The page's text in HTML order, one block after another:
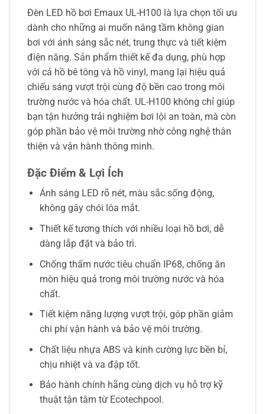
Đèn LED hồ bơi Emaux UL-H100 là lựa chọn tối ưu
dành cho những ai muốn nâng tầm không gian
bơi với ánh sáng sắc nét, trung thực và tiết kiệm
điện năng. Sản phẩm thiết kế đa dụng, phù hợp
với cả hồ bê tông và hồ vinyl, mang lại hiệu quả
chiếu sáng vượt trội cùng độ bền cao trong môi
trường nước và hóa chất. UL-H100 không chỉ giúp
bạn tận hưởng trải nghiệm bơi lội an toàn, mà còn
góp phần bảo vệ môi trường nhờ công nghệ thân
thiện và vận hành thông minh.
Đặc Điểm & Lợi Ích
Ánh sáng LED rõ nét, màu sắc sống động,
không gây chói lóa mắt.
Thiết kế tương thích với nhiều loại hồ bơi, dễ
dàng lắp đặt và bảo trì.
Chống thấm nước tiêu chuẩn IP68, chống ăn
mòn hiệu quả trong môi trường nước và hóa
chất.
Tiết kiệm năng lượng vượt trội, góp phần giảm
chi phí vận hành và bảo vệ môi trường.
Chất liệu nhựa ABS và kính cường lực bền bỉ,
chịu nhiệt và va đập tốt.
Bảo hành chính hãng cùng dịch vụ hỗ trợ kỹ
thuật tận tâm từ Ecotechpool.